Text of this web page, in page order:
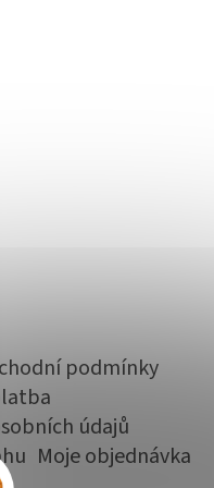
podmínky
údajů
Moje objednávka